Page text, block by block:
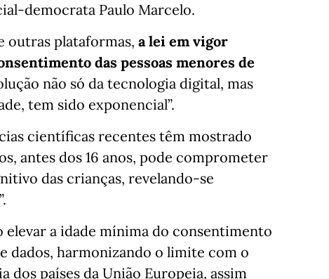
democrata Paulo Marcelo.
outras plataformas, a lei em vigor
das pessoas menores de
não só da tecnologia digital, mas
tem sido exponencial”.
científicas recentes têm mostrado
antes dos 16 anos, pode comprometer
das crianças, revelando-se
elevar a idade mínima do consentimento
dados, harmonizando o limite com o
dos países da União Europeia, assim